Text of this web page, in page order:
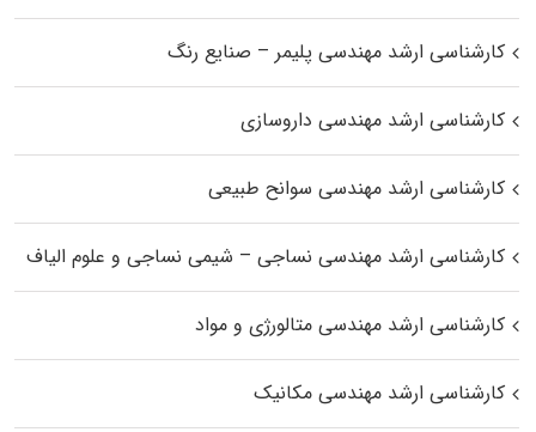
کارشناسی ارشد مهندسی پلیمر – صنایع رنگ
کارشناسی ارشد مهندسی داروسازی
کارشناسی ارشد مهندسی سوانح طبیعی
کارشناسی ارشد مهندسی نساجی – شیمی نساجی و علوم الیاف
کارشناسی ارشد مهندسی متالورژی و مواد
کارشناسی ارشد مهندسی مکانیک